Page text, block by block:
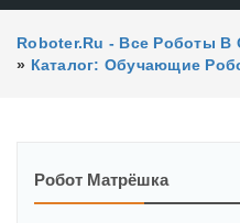
Roboter.ru - Все Роботы В
» Каталог: Обучающие
Робот Матрёшка